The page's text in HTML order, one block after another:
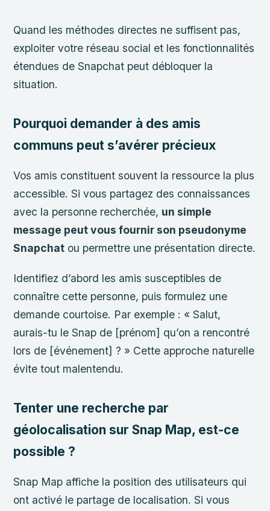
Quand les méthodes directes ne suffisent pas,
exploiter votre réseau social et les fonctionnalités
étendues de Snapchat peut débloquer la
situation.
Pourquoi demander à des amis
communs peut s’avérer précieux
Vos amis constituent souvent la ressource la plus
accessible. Si vous partagez des connaissances
avec la personne recherchée, un simple
message peut vous fournir son pseudonyme
Snapchat ou permettre une présentation directe.
Identifiez d’abord les amis susceptibles de
connaître cette personne, puis formulez une
demande courtoise. Par exemple : « Salut,
aurais-tu le Snap de [prénom] qu’on a rencontré
lors de [événement] ? » Cette approche naturelle
évite tout malentendu.
Tenter une recherche par
géolocalisation sur Snap Map, est-ce
possible ?
Snap Map affiche la position des utilisateurs qui
ont activé le partage de localisation. Si vous